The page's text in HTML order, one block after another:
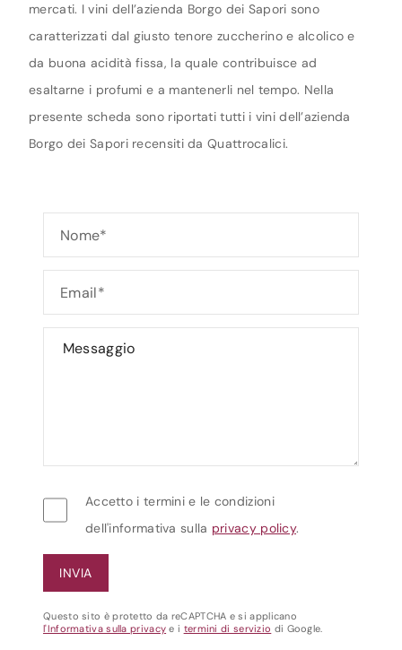
mercati. I vini dell’azienda Borgo dei Sapori sono
caratterizzati dal giusto tenore zuccherino e alcolico e
da buona acidità fissa, la quale contribuisce ad
esaltarne i profumi e a mantenerli nel tempo. Nella
presente scheda sono riportati tutti i vini dell’azienda
Borgo dei Sapori recensiti da Quattrocalici.
Accetto i termini e le condizioni
dell'informativa sulla privacy policy.
Questo sito è protetto da reCAPTCHA e si applicano
l'Informativa sulla privacy e i termini di servizio di Google.